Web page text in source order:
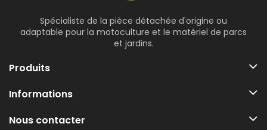
Spécialiste de la pièce détachée d'origine ou
adaptable pour la motoculture et le matériel de parcs
et jardins.
Produits
Informations
Nous contacter